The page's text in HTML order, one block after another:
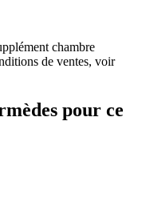
chambre
de ventes, voir
pour ce